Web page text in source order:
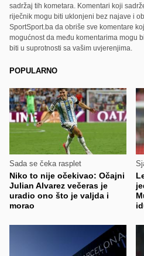
sadržaj tih kometara. Komentari koji
riječnik mogu biti uklonjeni bez najave i
SportSport.ba da obriše sve komentare
mogućnost da među komentarima mogu
biti u suprotnosti sa vašim uvjerenjima.
POPULARNO
Sada se čeka rasplet
Niko to nije očekivao: Očajni
Julian Alvarez večeras je
uradio ono što je valjda i
morao